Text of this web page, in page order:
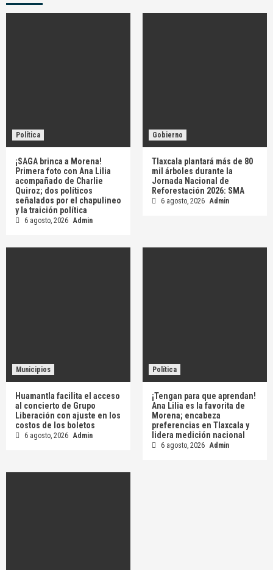
Política
¡SAGA brinca a Morena!
Primera foto con Ana Lilia
acompañado de Charlie
Quiroz; dos políticos
señalados por el chapulineo
y la traición política
6 agosto, 2026 Admin
Gobierno
Tlaxcala plantará más de 80
mil árboles durante la
Jornada Nacional de
Reforestación 2026: SMA
6 agosto, 2026 Admin
Municipios
Huamantla facilita el acceso
al concierto de Grupo
Liberación con ajuste en los
costos de los boletos
6 agosto, 2026 Admin
Política
¡Tengan para que aprendan!
Ana Lilia es la favorita de
Morena; encabeza
preferencias en Tlaxcala y
lidera medición nacional
6 agosto, 2026 Admin